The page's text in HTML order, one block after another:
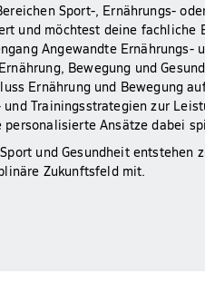
Sport-, Ernährungs-
und möchtest deine fachliche
Angewandte Ernährungs-
Bewegung und
Ernährung und Bewegung
Trainingsstrategien zur
Ansätze dabei
und Gesundheit entstehen
Zukunftsfeld mit.